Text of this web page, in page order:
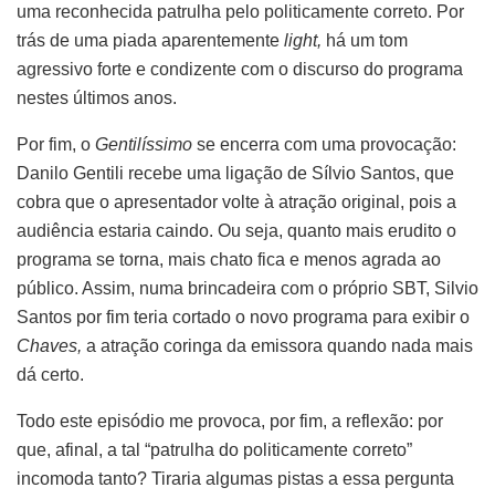
uma reconhecida patrulha pelo politicamente correto. Por
trás de uma piada aparentemente light, há um tom
agressivo forte e condizente com o discurso do programa
nestes últimos anos.
Por fim, o Gentilíssimo se encerra com uma provocação:
Danilo Gentili recebe uma ligação de Sílvio Santos, que
cobra que o apresentador volte à atração original, pois a
audiência estaria caindo. Ou seja, quanto mais erudito o
programa se torna, mais chato fica e menos agrada ao
público. Assim, numa brincadeira com o próprio SBT, Silvio
Santos por fim teria cortado o novo programa para exibir o
Chaves, a atração coringa da emissora quando nada mais
dá certo.
Todo este episódio me provoca, por fim, a reflexão: por
que, afinal, a tal “patrulha do politicamente correto”
incomoda tanto? Tiraria algumas pistas a essa pergunta